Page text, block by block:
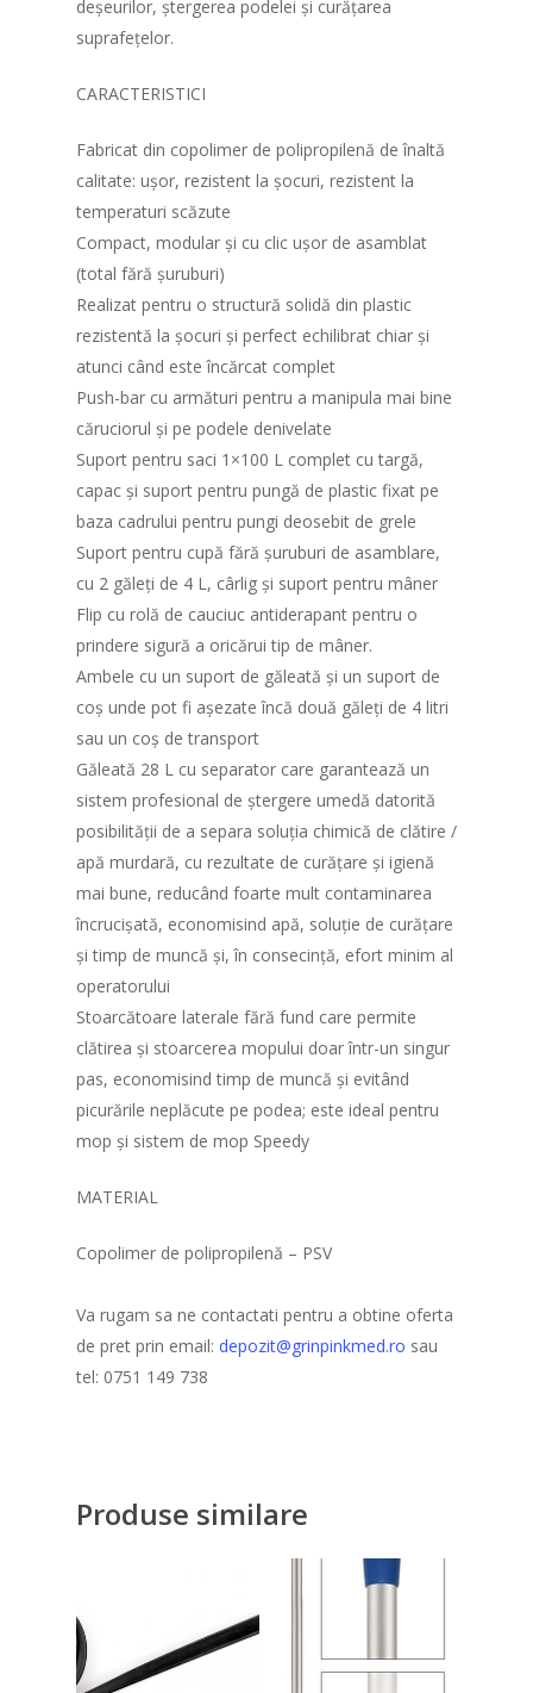
deșeurilor, ștergerea podelei și curățarea
suprafețelor.
CARACTERISTICI
Fabricat din copolimer de polipropilenă de înaltă
calitate: ușor, rezistent la șocuri, rezistent la
temperaturi scăzute
Compact, modular și cu clic ușor de asamblat
(total fără șuruburi)
Realizat pentru o structură solidă din plastic
rezistentă la șocuri și perfect echilibrat chiar și
atunci când este încărcat complet
Push-bar cu armături pentru a manipula mai bine
căruciorul și pe podele denivelate
Suport pentru saci 1×100 L complet cu targă,
capac și suport pentru pungă de plastic fixat pe
baza cadrului pentru pungi deosebit de grele
Suport pentru cupă fără șuruburi de asamblare,
cu 2 găleți de 4 L, cârlig și suport pentru mâner
Flip cu rolă de cauciuc antiderapant pentru o
prindere sigură a oricărui tip de mâner.
Ambele cu un suport de găleată și un suport de
coș unde pot fi așezate încă două găleți de 4 litri
sau un coș de transport
Găleată 28 L cu separator care garantează un
sistem profesional de ștergere umedă datorită
posibilității de a separa soluția chimică de clătire /
apă murdară, cu rezultate de curățare și igienă
mai bune, reducând foarte mult contaminarea
încrucișată, economisind apă, soluție de curățare
și timp de muncă și, în consecință, efort minim al
operatorului
Stoarcătoare laterale fără fund care permite
clătirea și stoarcerea mopului doar într-un singur
pas, economisind timp de muncă și evitând
picurările neplăcute pe podea; este ideal pentru
mop și sistem de mop Speedy
MATERIAL
Copolimer de polipropilenă – PSV
Va rugam sa ne contactati pentru a obtine oferta
de pret prin email: depozit@grinpinkmed.ro sau
tel: 0751 149 738
Produse similare
Mese spital